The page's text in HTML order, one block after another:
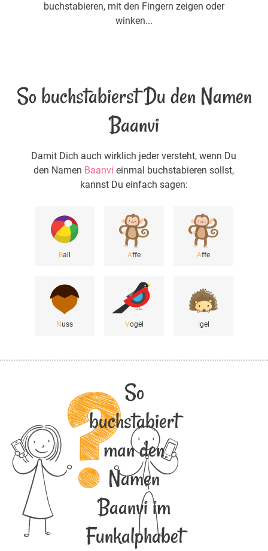
buchstabieren, mit den Fingern zeigen oder
winken...
So buchstabierst Du den Namen
Baanvi
Damit Dich auch wirklich jeder versteht, wenn Du
den Namen Baanvi einmal buchstabieren sollst,
kannst Du einfach sagen:
Ball Affe Affe
Nuss Vogel gel
So
buchstabiert
man den
Namen
Baanvi im
Funkalphabet